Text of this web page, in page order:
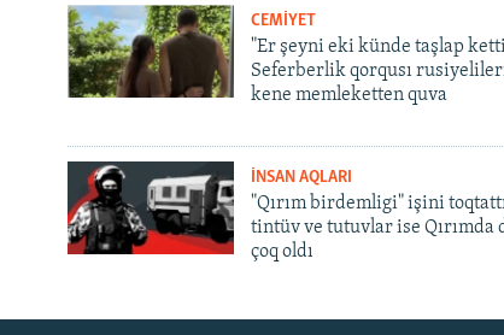
Русский
CEMİYET
"Er şeyni eki künde taşlap
Seferberlik qorqusı
kene memleketten quva
İNSAN AQLARI
"Qırım birdemligi" işini
tintüv ve tutuvlar ise Qırımda
çoq oldı